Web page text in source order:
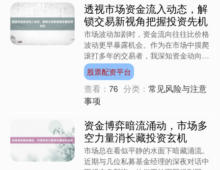
透视市场资金流入动态，解
锁交易新视角把握投资先机
市场波动加剧时，资金流向往往比价格
波动更早暴露机会。作为在市场中摸爬
滚打多年的交易者，我深知资金动向的
微妙变化常是行情转折的先兆。近期与
几位量化团队交流时发现股....
股票配资平台
查看：76 分类：常见风险与注意
事项
资金博弈暗流涌动，市场多
空力量消长藏投资玄机
市场总在看似平静的水面下暗藏涌流。
近期与几位私募基金经理的深夜对话中